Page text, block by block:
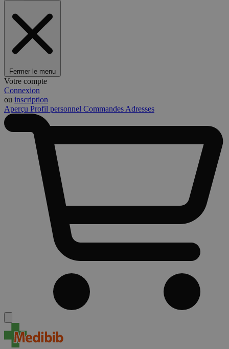
Fermer le menu
Votre compte
Connexion
ou inscription
Aperçu Profil personnel Commandes Adresses